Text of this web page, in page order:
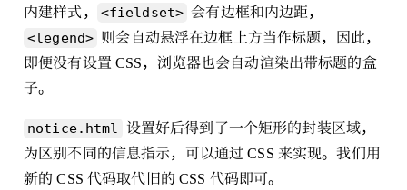
内建样式，
<fieldset> 会有边框和内边距，
<legend> 则会自动悬浮在边框上方当作标题，因此，
即便没有设置 CSS，浏览器也会自动渲染出带标题的盒
子。
notice.html 设置好后得到了一个矩形的封装区域，
为区别不同的信息指示，可以通过 CSS 来实现。我们用
新的 CSS 代码取代旧的 CSS 代码即可。